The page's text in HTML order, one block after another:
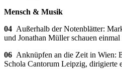
Mensch & Musik
04 Außerhalb der Notenblätter:
und Jonathan Müller schauen
06 Anknüpfen an die Zeit in Wien:
Schola Cantorum Leipzig, dirigierte